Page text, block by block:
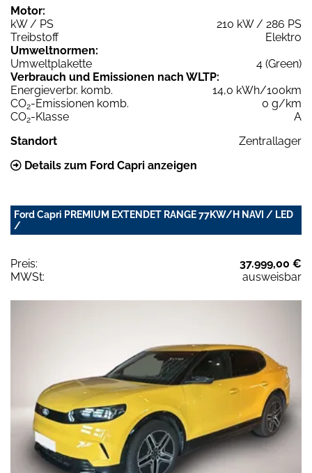
Motor:
kW / PS
210 kW / 286 PS
Treibstoff
Elektro
Umweltnormen:
Umweltplakette
4 (Green)
Verbrauch und Emissionen nach WLTP:
Energieverbr. komb.
14,0 kWh/100km
CO2-Emissionen komb.
0 g/km
CO2-Klasse
A
Standort
Zentrallager
Details zum Ford Capri anzeigen
Ford Capri PREMIUM EXTENDET RANGE 77KW/H NAVI / LED
/
Preis:
37.999,00 €
MWSt:
ausweisbar